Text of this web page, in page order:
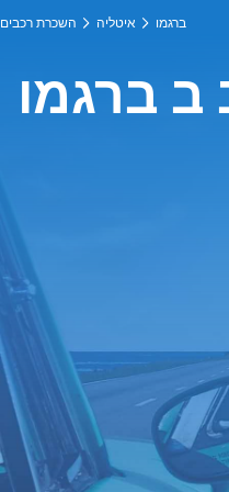
השכרת רכבים איטליה ברגמו
ברגמו